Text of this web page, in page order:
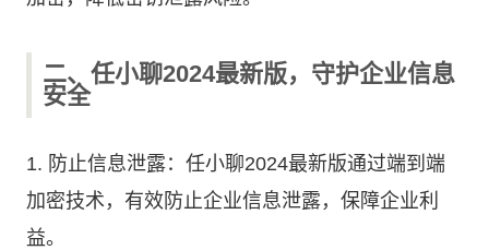
二、任小聊2024最新版，守护企业信息
安全
1. 防止信息泄露：任小聊2024最新版通过端到端
加密技术，有效防止企业信息泄露，保障企业利
益。